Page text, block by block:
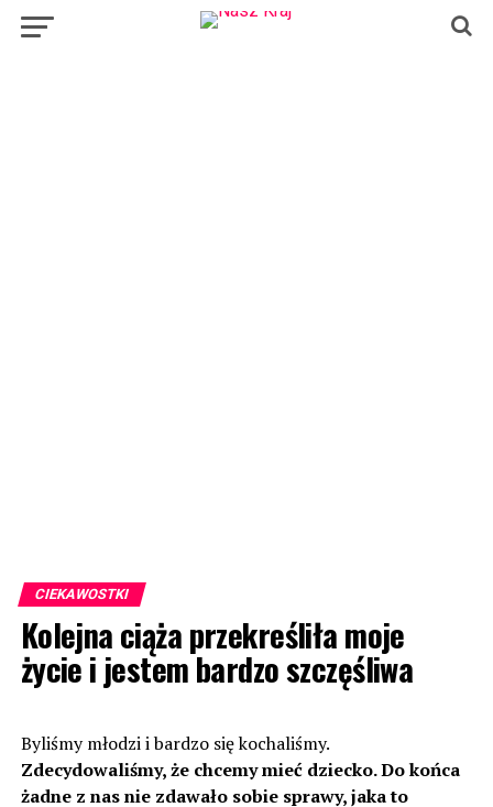
CIEKAWOSTKI
Kolejna ciąża przekreśliła moje
życie i jestem bardzo szczęśliwa
Byliśmy młodzi i bardzo się kochaliśmy.
Zdecydowaliśmy, że chcemy mieć dziecko. Do końca
żadne z nas nie zdawało sobie sprawy, jaka to